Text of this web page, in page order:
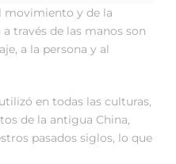
movimiento y de la
través de las manos son
a la persona y al
en todas las culturas,
de la antigua China,
pasados siglos, lo que